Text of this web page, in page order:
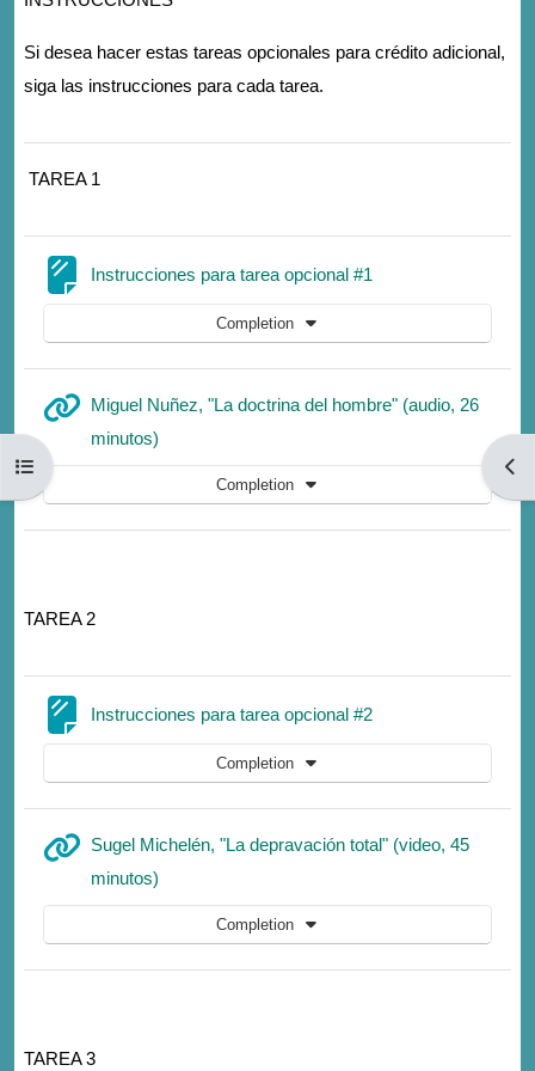
Open course index
Si desea hacer estas tareas opcionales para crédito adicional,
siga las instrucciones para cada tarea.
TAREA 1
Instrucciones para tarea opcional #1
Completion
Miguel Nuñez, "La doctrina del hombre" (audio, 26
minutos)
Completion
TAREA 2
Instrucciones para tarea opcional #2Page
Completion
Sugel Michelén, "La depravación total" (video, 45
minutos)
Completion
TAREA 3